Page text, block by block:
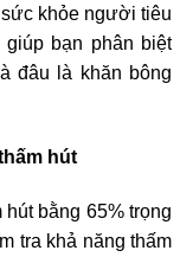
khỏe người tiêu
bạn phân biệt
đâu là khăn bông
hút
bằng 65% trọng
tra khả năng thấm